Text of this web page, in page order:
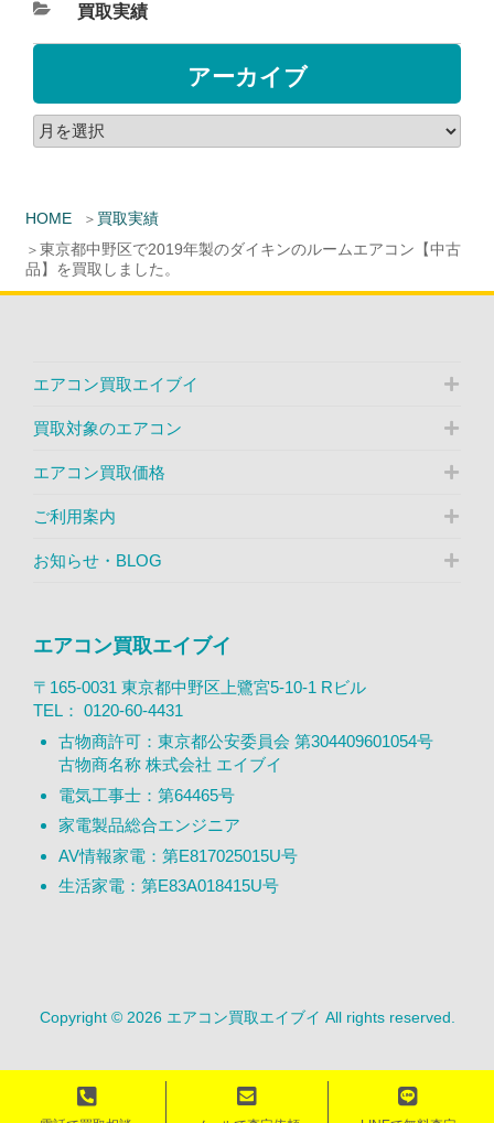
HOME
買取実績
東京都中野区で2019年製のダイキンのルームエアコン【中古
品】を買取しました。
買取実績
アーカイブ
エアコン買取エイブイ
買取対象のエアコン
エアコン買取価格
ご利用案内
お知らせ・BLOG
エアコン買取エイブイ
〒165-0031 東京都中野区上鷺宮5-10-1 Rビル
TEL： 0120-60-4431
古物商許可：東京都公安委員会 第304409601054号
古物商名称 株式会社 エイブイ
電気工事士：第64465号
家電製品総合エンジニア
AV情報家電：第E817025015U号
生活家電：第E83A018415U号
Copyright © 2026 エアコン買取エイブイ All rights reserved.